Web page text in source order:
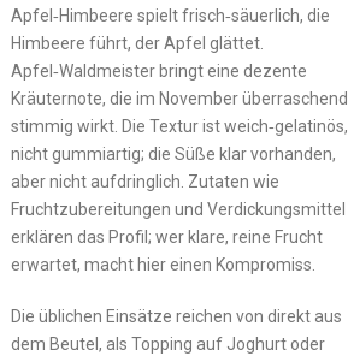
Apfel‑Himbeere spielt frisch‑säuerlich, die
Himbeere führt, der Apfel glättet.
Apfel‑Waldmeister bringt eine dezente
Kräuternote, die im November überraschend
stimmig wirkt. Die Textur ist weich‑gelatinös,
nicht gummiartig; die Süße klar vorhanden,
aber nicht aufdringlich. Zutaten wie
Fruchtzubereitungen und Verdickungsmittel
erklären das Profil; wer klare, reine Frucht
erwartet, macht hier einen Kompromiss.
Die üblichen Einsätze reichen von direkt aus
dem Beutel, als Topping auf Joghurt oder